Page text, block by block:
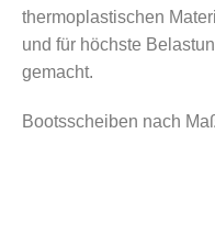
thermoplastischen
und für höchste
gemacht.
Bootsscheiben nach